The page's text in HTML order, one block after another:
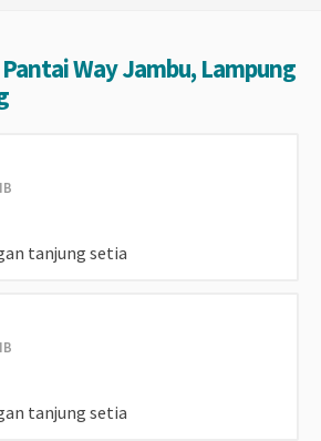
Way Jambu, Lampung
tanjung setia
tanjung setia